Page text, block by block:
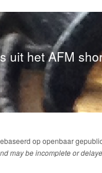
uit het AFM
op openbaar
may be incomplete or